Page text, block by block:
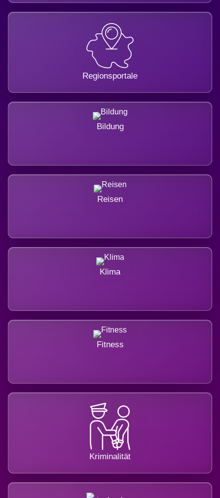
Regionsportale
Bildung
Reisen
Klima
Fitness
Kriminalität